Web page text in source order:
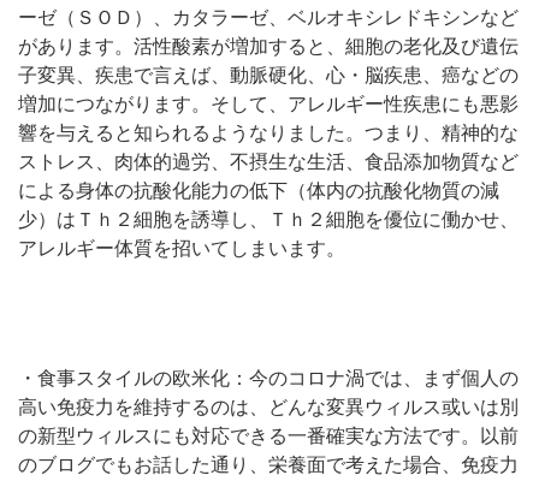
ーゼ（ＳＯＤ）、カタラーゼ、ベルオキシレドキシンなど
があります。活性酸素が増加すると、細胞の老化及び遺伝
子変異、疾患で言えば、動脈硬化、心・脳疾患、癌などの
増加につながります。そして、アレルギー性疾患にも悪影
響を与えると知られるようなりました。つまり、精神的な
ストレス、肉体的過労、不摂生な生活、食品添加物質など
による身体の抗酸化能力の低下（体内の抗酸化物質の減
少）はＴｈ２細胞を誘導し、Ｔｈ２細胞を優位に働かせ、
アレルギー体質を招いてしまいます。
・食事スタイルの欧米化：今のコロナ渦では、まず個人の
高い免疫力を維持するのは、どんな変異ウィルス或いは別
の新型ウィルスにも対応できる一番確実な方法です。以前
のブログでもお話した通り、栄養面で考えた場合、免疫力